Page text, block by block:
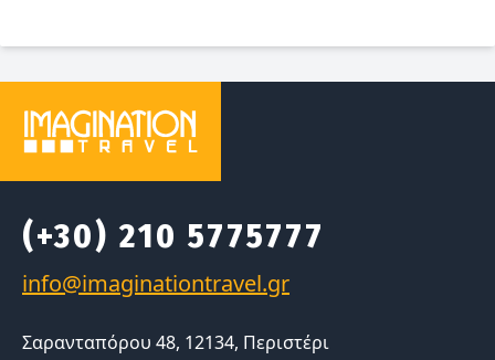
(+30) 210 5775777
Σαρανταπόρου 48, 12134, Περιστέρι